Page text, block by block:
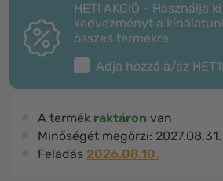
HETI AKCIÓ - Használja ki
kedvezményt a
összes termékre.
Adja hozzá a/az
A termék raktáron van
Minőségét megőrzi: 2027.08.31.
Feladás 2026.08.10.